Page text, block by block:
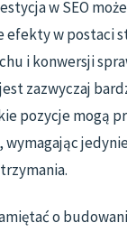
w SEO
efekty w postaci
i konwersji
zazwyczaj
pozycje mogą
wymagając
o